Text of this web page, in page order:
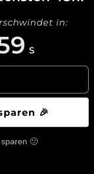
in:
S
🎉
🙁